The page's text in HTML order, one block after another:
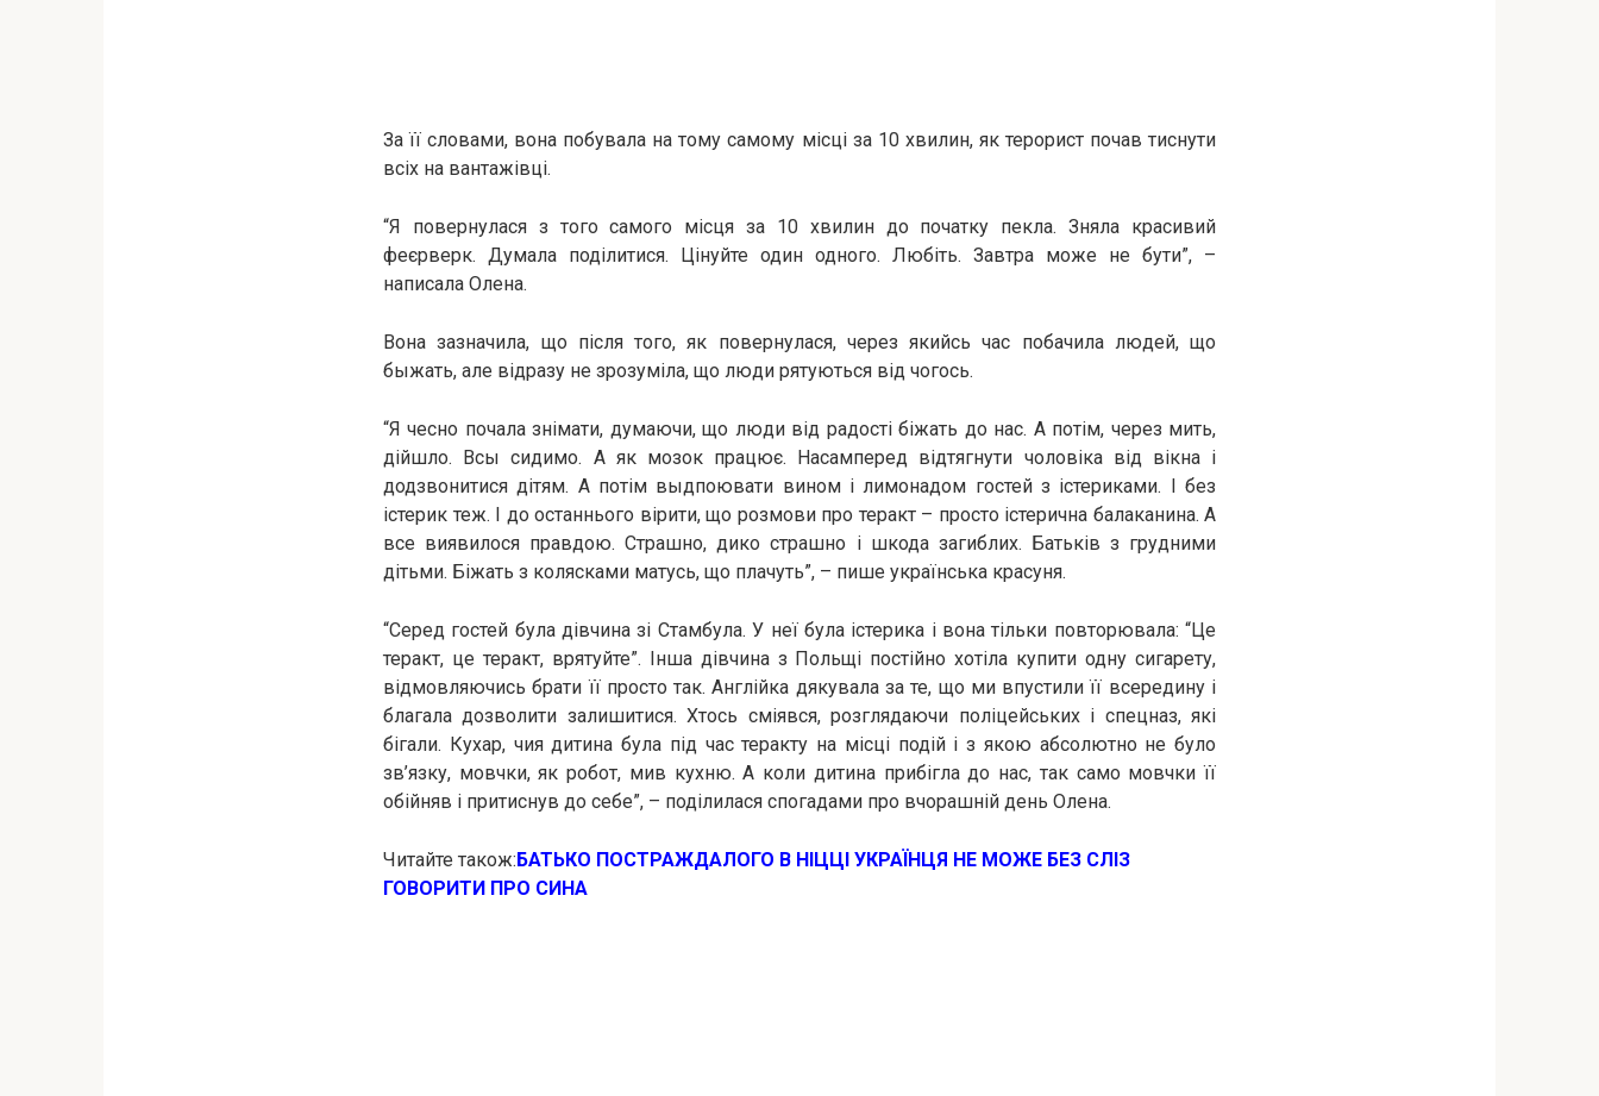
За її словами, вона побувала на тому самому місці за 10 хвилин, як терорист почав тиснути
всіх на вантажівці.
“Я повернулася з того самого місця за 10 хвилин до початку пекла. Зняла красивий
феєрверк. Думала поділитися. Цінуйте один одного. Любіть. Завтра може не бути”, –
написала Олена.
Вона зазначила, що після того, як повернулася, через якийсь час побачила людей, що
быжать, але відразу не зрозуміла, що люди рятуються від чогось.
“Я чесно почала знімати, думаючи, що люди від радості біжать до нас. А потім, через мить,
дійшло. Всы сидимо. А як мозок працює. Насамперед відтягнути чоловіка від вікна і
додзвонитися дітям. А потім выдпоювати вином і лимонадом гостей з істериками. І без
істерик теж. І до останнього вірити, що розмови про теракт – просто істерична балаканина. А
все виявилося правдою. Страшно, дико страшно і шкода загиблих. Батьків з грудними
дітьми. Біжать з колясками матусь, що плачуть”, – пише українська красуня.
“Серед гостей була дівчина зі Стамбула. У неї була істерика і вона тільки повторювала: “Це
теракт, це теракт, врятуйте”. Інша дівчина з Польщі постійно хотіла купити одну сигарету,
відмовляючись брати її просто так. Англійка дякувала за те, що ми впустили її всередину і
благала дозволити залишитися. Хтось сміявся, розглядаючи поліцейських і спецназ, які
бігали. Кухар, чия дитина була під час теракту на місці подій і з якою абсолютно не було
зв’язку, мовчки, як робот, мив кухню. А коли дитина прибігла до нас, так само мовчки її
обійняв і притиснув до себе”, – поділилася спогадами про вчорашній день Олена.
Читайте також:БАТЬКО ПОСТРАЖДАЛОГО В НІЦЦІ УКРАЇНЦЯ НЕ МОЖЕ БЕЗ СЛІЗ
ГОВОРИТИ ПРО СИНА